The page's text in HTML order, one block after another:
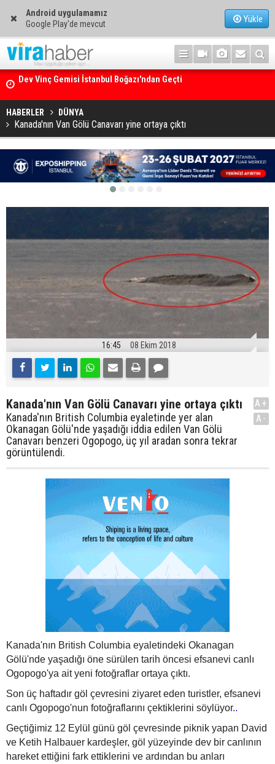
Android uygulamamız
Google Play'de mevcut
Yükle
Ege Denizi’nin En Büyük Mercan Ormanı
HABERLER DÜNYA
Kanada'nın Van Gölü Canavarı yine ortaya çıktı
16:45 08 Ekim 2018
Kanada'nın Van Gölü Canavarı yine ortaya çıktı
Kanada'nın British Columbia eyaletinde yer alan
Okanagan Gölü'nde yaşadığı iddia edilen Van Gölü
Canavarı benzeri Ogopogo, üç yıl aradan sonra tekrar
görüntülendi.
A+
A-
Kanada'nın British Columbia eyaletindeki Okanagan
Gölü'nde yaşadığı öne sürülen tarih öncesi efsanevi canlı
Ogopogo'ya ait yeni fotoğraflar ortaya çıktı.
Son üç haftadır göl çevresini ziyaret eden turistler, efsanevi
canlı Ogopogo'nun fotoğraflarını çektiklerini söylüyor..
Geçtiğimiz 12 Eylül günü göl çevresinde piknik yapan David
ve Ketih Halbauer kardeşler, göl yüzeyinde dev bir canlının
hareket ettiğini fark ettiklerini ve ardından bu anları